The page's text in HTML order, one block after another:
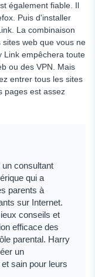
également fiable. Il
Puis d'installer
La combinaison
web que vous ne
Link empêchera toute
ou des VPN. Mais
entrer tous les sites
pages est assez
consultant
qui a
parents à
sur Internet.
conseils et
efficace des
parental. Harry
un
sain pour leurs